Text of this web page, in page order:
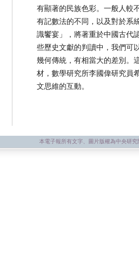
有顯著的民族色彩。一般人較
有記數法的不同，以及對於系
識饗宴」，將著重於中國古代
些歷史文獻的判讀中，我們可
幾何傳統，有相當大的差別。
材，數學研究所李國偉研究員
文思維的互動。
本電子報所有文字、圖片版權為中央研